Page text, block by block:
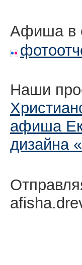
Афиша в
Наши
афиша
дизайна